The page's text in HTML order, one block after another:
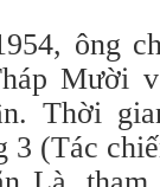
ông
Mười
Thời
3 (Tác